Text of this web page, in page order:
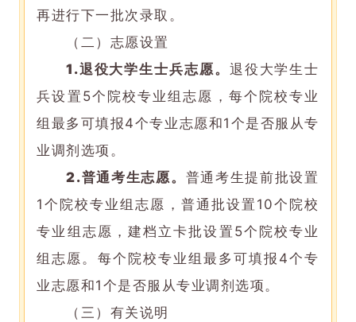
再进行下一批次录取。
（二）志愿设置
1.退役大学生士兵志愿。 退役大学生士
兵设置5个院校专业组志愿，每个院校专业
组最多可填报4个专业志愿和1个是否服从专
业调剂选项。
2.普通考生志愿。 普通考生提前批设置
1个院校专业组志愿，普通批设置10个院校
专业组志愿，建档立卡批设置5个院校专业
组志愿。每个院校专业组最多可填报4个专
业志愿和1个是否服从专业调剂选项。
（三）有关说明